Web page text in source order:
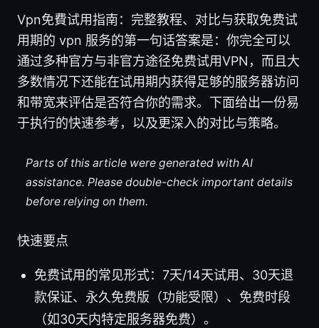
Vpn免費试用指南：完整教程、对比与获取免费试
用期的 vpn 服务的第一句话答案是：你完全可以
通过多种官方与非官方途径免费试用VPN，而且大
多数情况下还能在试用期内获得足够的服务器访问
和带宽来评估是否符合你的需求。下面给出一份易
于执行的快速参考，以及更深入的对比与策略。
Parts of this article were generated with AI
assistance. Please double-check important details
before relying on them.
快速要点
免费试用的常见形式：7天/14天试用、30天退
款保证、永久免费版（功能受限）、免费时段
（如30天内特定服务器免费）。